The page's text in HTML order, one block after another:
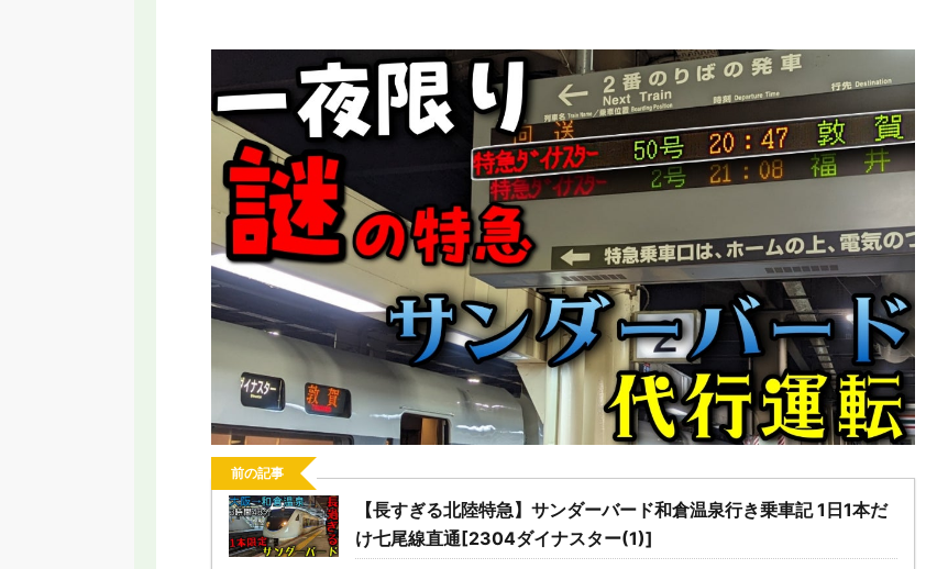
前の記事
【長すぎる北陸特急】サンダーバード和倉温泉行き乗車記 1日1本だ
け七尾線直通[2304ダイナスター(1)]
】名古屋に変な乗り物誕生！いらない
と言われる新交通システムの理由
【2026年新駅】手柄山平和公園駅を見に行
ってみた！姫路モノレールの終着駅
【全都道府県制覇】東横イン高知がオープ